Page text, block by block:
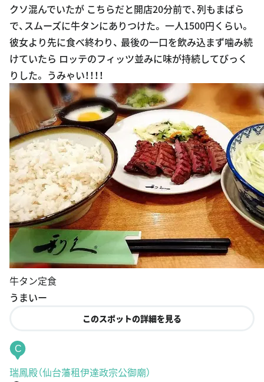
クソ混んでいたが こちらだと開店20分前で、列もまばら
で、スムーズに牛タンにありつけた。 一人1500円くらい。
彼女より先に食べ終わり、 最後の一口を飲み込まず噛み続
けていたら ロッテのフィッツ並みに味が持続してびっく
りした。 うみゃい！！！！
牛タン定食
うまいー
このスポットの詳細を見る
C
瑞鳳殿（仙台藩租伊達政宗公御廟）